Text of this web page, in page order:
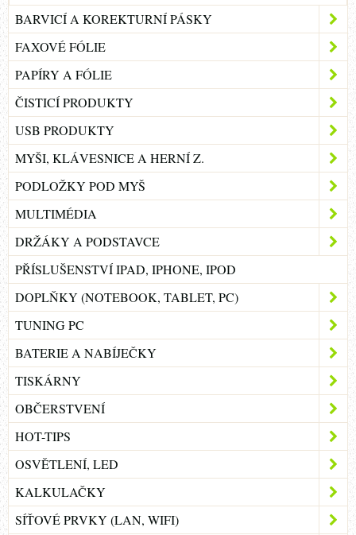
BARVICÍ A KOREKTURNÍ PÁSKY
FAXOVÉ FÓLIE
PAPÍRY A FÓLIE
ČISTICÍ PRODUKTY
USB PRODUKTY
MYŠI, KLÁVESNICE A HERNÍ Z.
PODLOŽKY POD MYŠ
MULTIMÉDIA
DRŽÁKY A PODSTAVCE
PŘÍSLUŠENSTVÍ IPAD, IPHONE, IPOD
DOPLŇKY (NOTEBOOK, TABLET, PC)
TUNING PC
BATERIE A NABÍJEČKY
TISKÁRNY
OBČERSTVENÍ
HOT-TIPS
OSVĚTLENÍ, LED
KALKULAČKY
SÍŤOVÉ PRVKY (LAN, WIFI)